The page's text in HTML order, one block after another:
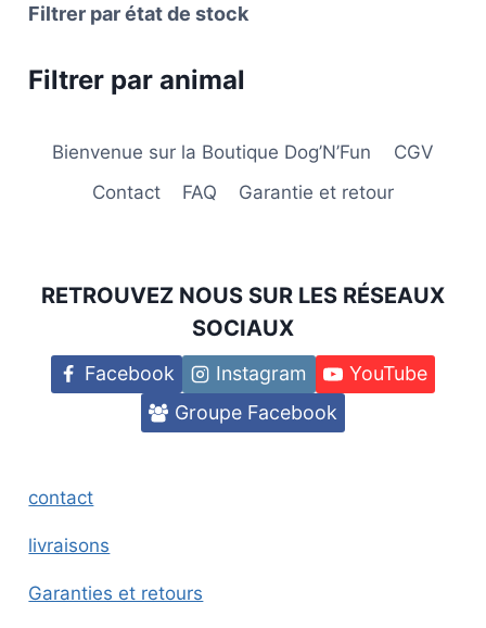
Filtrer par état de stock
Filtrer par animal
Bienvenue sur la Boutique Dog’N’Fun
CGV
Contact
FAQ Garantie et retour
RETROUVEZ NOUS SUR LES RÉSEAUX
SOCIAUX
Facebook Instagram
YouTube
Groupe Facebook
contact
livraisons
Garanties et retours